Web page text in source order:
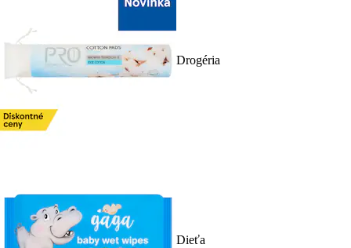
Drogéria
Dieťa